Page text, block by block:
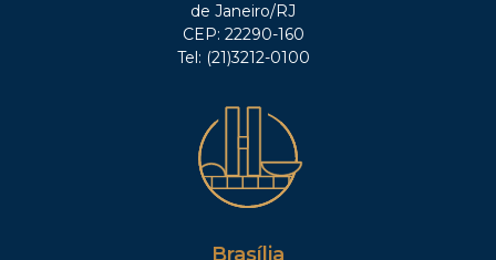
de Janeiro/RJ
CEP: 22290-160
Tel: (21)3212-0100
Brasília